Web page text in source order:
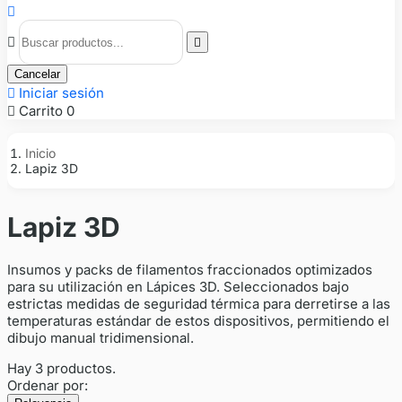



Cancelar
 Iniciar sesión
 Carrito 0
Inicio
Lapiz 3D
Lapiz 3D
Insumos y packs de filamentos fraccionados optimizados
para su utilización en Lápices 3D. Seleccionados bajo
estrictas medidas de seguridad térmica para derretirse a las
temperaturas estándar de estos dispositivos, permitiendo el
dibujo manual tridimensional.
Hay 3 productos.
Ordenar por: